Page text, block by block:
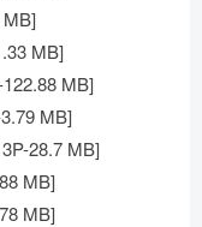
MB]
MB]
MB]
28.7 MB]
MB]
MB]